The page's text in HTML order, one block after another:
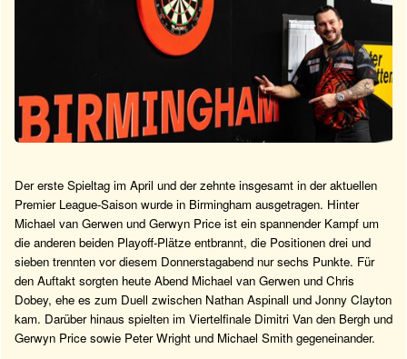
Der erste Spieltag im April und der zehnte insgesamt in der aktuellen
Premier League-Saison wurde in Birmingham ausgetragen. Hinter
Michael van Gerwen und Gerwyn Price ist ein spannender Kampf um
die anderen beiden Playoff-Plätze entbrannt, die Positionen drei und
sieben trennten vor diesem Donnerstagabend nur sechs Punkte. Für
den Auftakt sorgten heute Abend Michael van Gerwen und Chris
Dobey, ehe es zum Duell zwischen Nathan Aspinall und Jonny Clayton
kam. Darüber hinaus spielten im Viertelfinale Dimitri Van den Bergh und
Gerwyn Price sowie Peter Wright und Michael Smith gegeneinander.